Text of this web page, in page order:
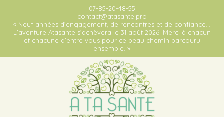
07-85-20-48-55
contact@atasante.pro
« Neuf années d’engagement, de rencontres et de confiance…
L’aventure Atasante s’achèvera le 31 août 2026. Merci à chacun
et chacune d’entre vous pour ce beau chemin parcouru
ensemble. »